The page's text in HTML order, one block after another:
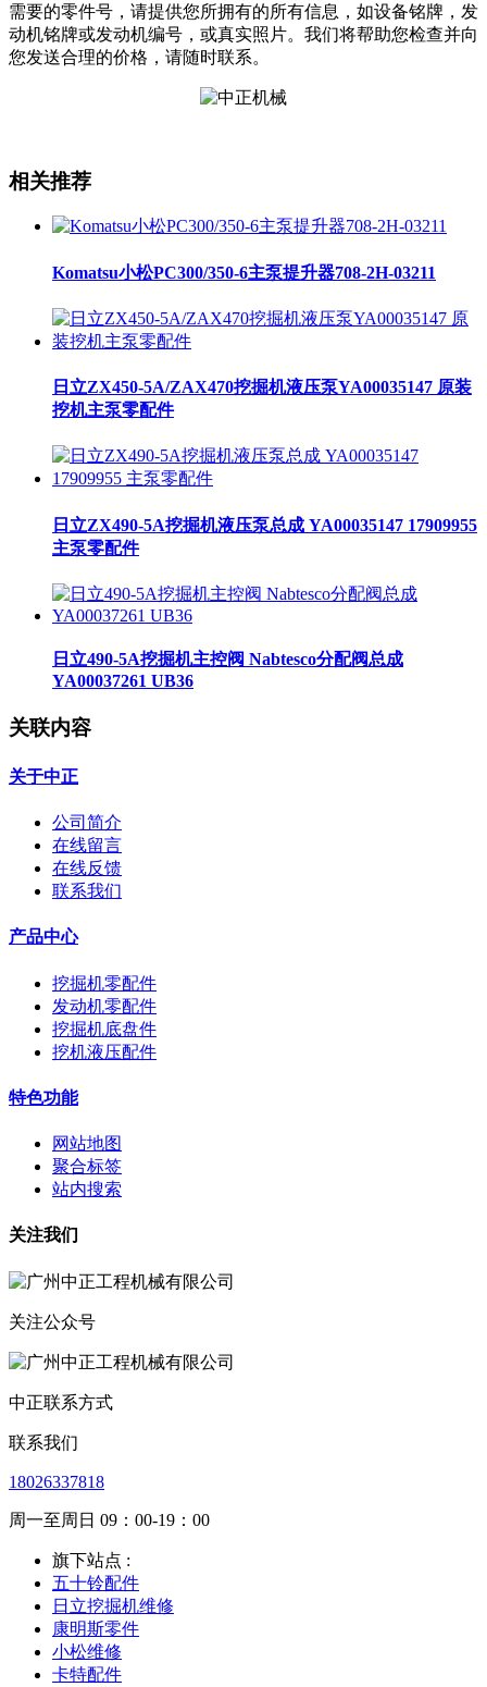
需要的零件号，请提供您所拥有的所有信息，如设备铭牌，发
动机铭牌或发动机编号，或真实照片。我们将帮助您检查并向
您发送合理的价格，请随时联系。
相关推荐
Komatsu小松PC300/350-6主泵提升器708-2H-03211
日立ZX450-5A/ZAX470挖掘机液压泵YA00035147 原装
挖机主泵零配件
日立ZX490-5A挖掘机液压泵总成 YA00035147 17909955
主泵零配件
日立490-5A挖掘机主控阀 Nabtesco分配阀总成
YA00037261 UB36
关联内容
关于中正
公司简介
在线留言
在线反馈
联系我们
产品中心
挖掘机零配件
发动机零配件
挖掘机底盘件
挖机液压配件
特色功能
网站地图
聚合标签
站内搜索
关注我们
关注公众号
中正联系方式
联系我们
18026337818
周一至周日 09：00-19：00
旗下站点 :
五十铃配件
日立挖掘机维修
康明斯零件
小松维修
卡特配件